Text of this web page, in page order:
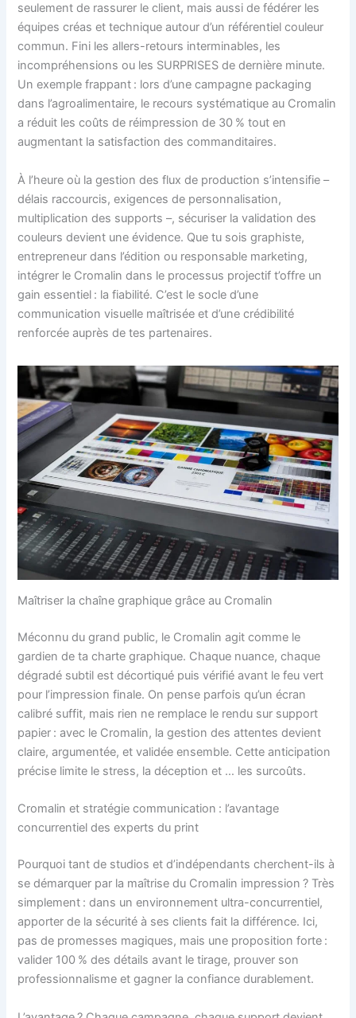
seulement de rassurer le client, mais aussi de fédérer les
équipes créas et technique autour d’un référentiel couleur
commun. Fini les allers-retours interminables, les
incompréhensions ou les SURPRISES de dernière minute.
Un exemple frappant : lors d’une campagne packaging
dans l’agroalimentaire, le recours systématique au Cromalin
a réduit les coûts de réimpression de 30 % tout en
augmentant la satisfaction des commanditaires.
À l’heure où la gestion des flux de production s’intensifie –
délais raccourcis, exigences de personnalisation,
multiplication des supports –, sécuriser la validation des
couleurs devient une évidence. Que tu sois graphiste,
entrepreneur dans l’édition ou responsable marketing,
intégrer le Cromalin dans le processus projectif t’offre un
gain essentiel : la fiabilité. C’est le socle d’une
communication visuelle maîtrisée et d’une crédibilité
renforcée auprès de tes partenaires.
Maîtriser la chaîne graphique grâce au Cromalin
Méconnu du grand public, le Cromalin agit comme le
gardien de ta charte graphique. Chaque nuance, chaque
dégradé subtil est décortiqué puis vérifié avant le feu vert
pour l’impression finale. On pense parfois qu’un écran
calibré suffit, mais rien ne remplace le rendu sur support
papier : avec le Cromalin, la gestion des attentes devient
claire, argumentée, et validée ensemble. Cette anticipation
précise limite le stress, la déception et … les surcoûts.
Cromalin et stratégie communication : l’avantage
concurrentiel des experts du print
Pourquoi tant de studios et d’indépendants cherchent-ils à
se démarquer par la maîtrise du Cromalin impression ? Très
simplement : dans un environnement ultra-concurrentiel,
apporter de la sécurité à ses clients fait la différence. Ici,
pas de promesses magiques, mais une proposition forte :
valider 100 % des détails avant le tirage, prouver son
professionnalisme et gagner la confiance durablement.